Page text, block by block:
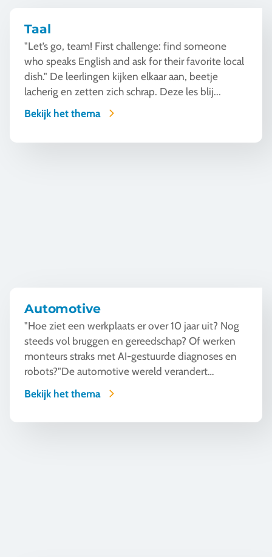
Taal
"Let’s go, team! First challenge: find someone
who speaks English and ask for their favorite local
dish." De leerlingen kijken elkaar aan, beetje
lacherig en zetten zich schrap. Deze les blij...
Bekijk het thema
Automotive
"Hoe ziet een werkplaats er over 10 jaar uit? Nog
steeds vol bruggen en gereedschap? Of werken
monteurs straks met AI-gestuurde diagnoses en
robots?"De automotive wereld verandert
razendsnel. Tijde...
Bekijk het thema